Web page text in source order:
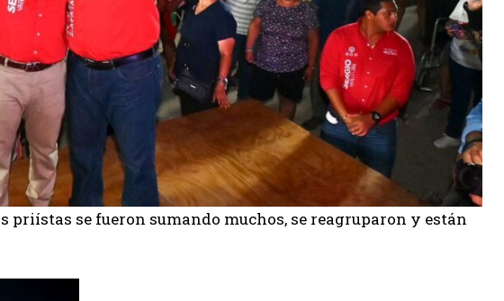
priístas se fueron sumando muchos, se reagruparon y están